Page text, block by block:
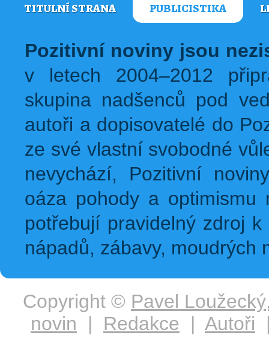
TITULNÍ STRANA PUBLICISTIKA
Pozitivní noviny jsou
v letech 2004–2012
skupina nadšenců pod
autoři a dopisovatelé do
ze své vlastní svobodné
nevychází, Pozitivní
oáza pohody a
potřebují pravidelný zdroj
nápadů, zábavy, moudrých
Copyright © Pavel Loužecký
novin | Redakce | Autoři